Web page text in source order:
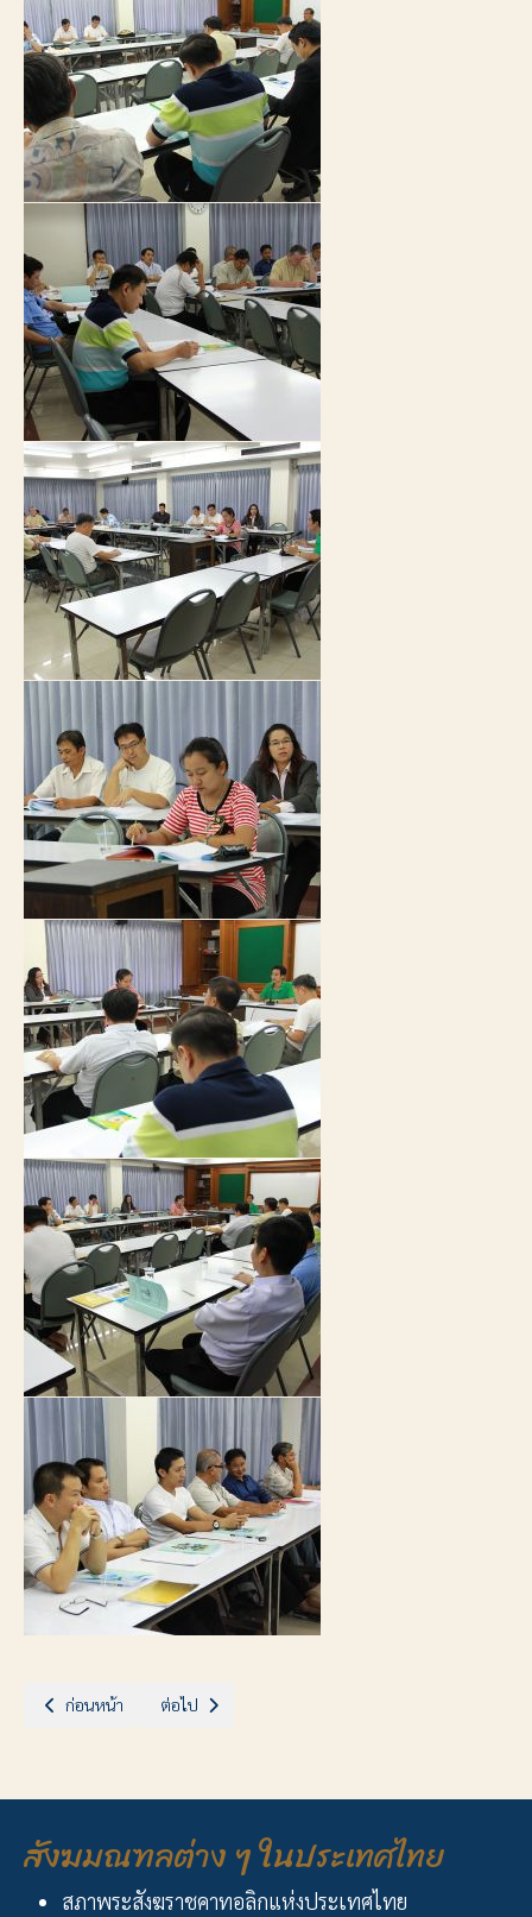
เนื้อหาก่อนหน้า: ว่าที่สงฆ์ใหม่ปฏิญาณความเชื่อและยืนยันความสมัครใจ
ก่อนหน้า เนื้อหาถัดไป: สัมมนาพระสงฆ์ 6 สังฆมณฑล
ต่อไป
สังฆมณฑลต่าง ๆ ในประเทศไทย
สภาพระสังฆราชคาทอลิกแห่งประเทศไทย